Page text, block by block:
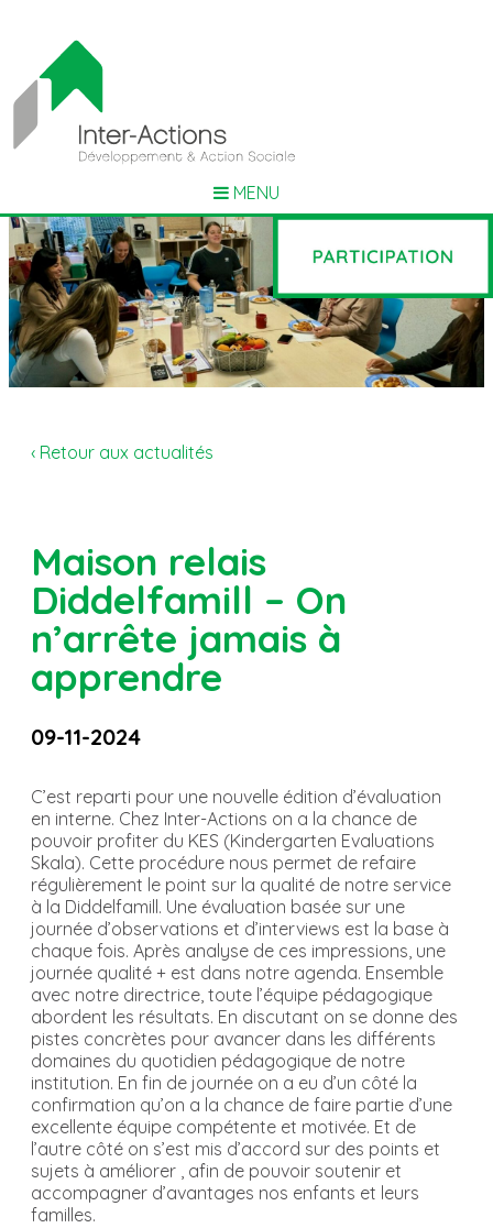
MENU
‹ Retour aux actualités
Maison relais
Diddelfamill – On
n’arrête jamais à
apprendre
09-11-2024
C’est reparti pour une nouvelle édition d’évaluation
en interne. Chez Inter-Actions on a la chance de
pouvoir profiter du KES (Kindergarten Evaluations
Skala). Cette procédure nous permet de refaire
régulièrement le point sur la qualité de notre service
à la Diddelfamill. Une évaluation basée sur une
journée d’observations et d’interviews est la base à
chaque fois. Après analyse de ces impressions, une
journée qualité + est dans notre agenda. Ensemble
avec notre directrice, toute l’équipe pédagogique
abordent les résultats. En discutant on se donne des
pistes concrètes pour avancer dans les différents
domaines du quotidien pédagogique de notre
institution. En fin de journée on a eu d’un côté la
confirmation qu’on a la chance de faire partie d’une
excellente équipe compétente et motivée. Et de
l’autre côté on s’est mis d’accord sur des points et
sujets à améliorer , afin de pouvoir soutenir et
accompagner d’avantages nos enfants et leurs
familles.